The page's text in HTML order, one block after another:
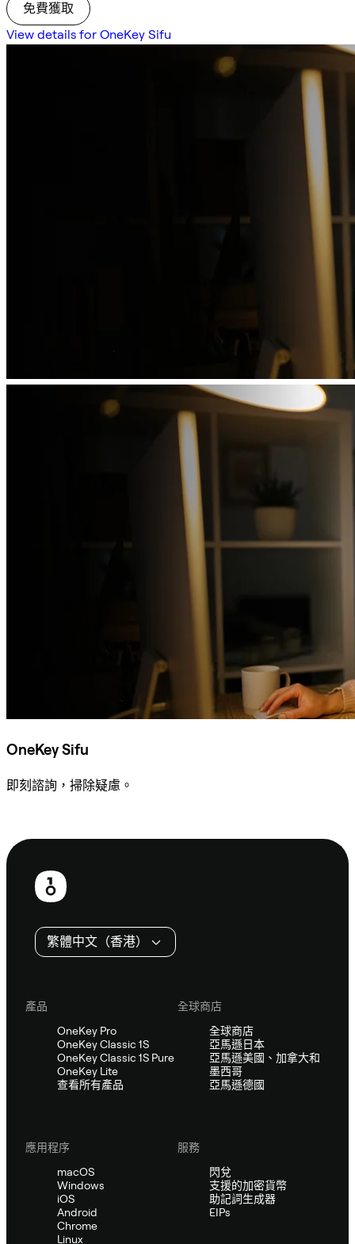
免費獲取
View details for OneKey Sifu
OneKey Sifu
即刻諮詢，掃除疑慮。
頁
繁體中文（香港）
產品
OneKey Pro
OneKey Classic 1S
OneKey Classic 1S Pure
OneKey Lite
查看所有產品
全球商店
全球商店
亞馬遜日本
亞馬遜美國、加拿大和
墨西哥
亞馬遜德國
應用程序
macOS
Windows
iOS
Android
Chrome
Linux
服務
閃兌
支援的加密貨幣
助記詞生成器
EIPs